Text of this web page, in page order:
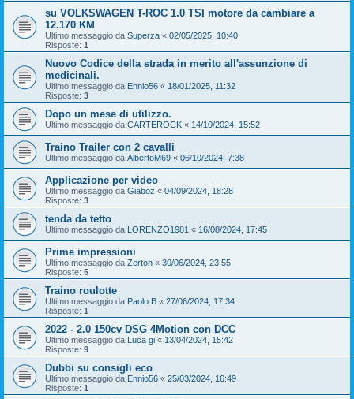
su VOLKSWAGEN T-ROC 1.0 TSI motore da cambiare a
12.170 KM
Ultimo messaggio da Superza « 02/05/2025, 10:40
Risposte: 1
Nuovo Codice della strada in merito all'assunzione di
medicinali.
Ultimo messaggio da Ennio56 « 18/01/2025, 11:32
Risposte: 3
Dopo un mese di utilizzo.
Ultimo messaggio da CARTEROCK « 14/10/2024, 15:52
Traino Trailer con 2 cavalli
Ultimo messaggio da AlbertoM69 « 06/10/2024, 7:38
Applicazione per video
Ultimo messaggio da Giaboz « 04/09/2024, 18:28
Risposte: 3
tenda da tetto
Ultimo messaggio da LORENZO1981 « 16/08/2024, 17:45
Prime impressioni
Ultimo messaggio da Zerton « 30/06/2024, 23:55
Risposte: 5
Traino roulotte
Ultimo messaggio da Paolo B « 27/06/2024, 17:34
Risposte: 1
2022 - 2.0 150cv DSG 4Motion con DCC
Ultimo messaggio da Luca gi « 13/04/2024, 15:42
Risposte: 9
Dubbi su consigli eco
Ultimo messaggio da Ennio56 « 25/03/2024, 16:49
Risposte: 1